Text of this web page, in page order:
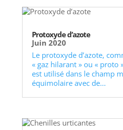
Protoxyde d’azote
Juin 2020
Le protoxyde d’azote,
« gaz hilarant » ou « proto
est utilisé dans le champ
équimolaire avec de...